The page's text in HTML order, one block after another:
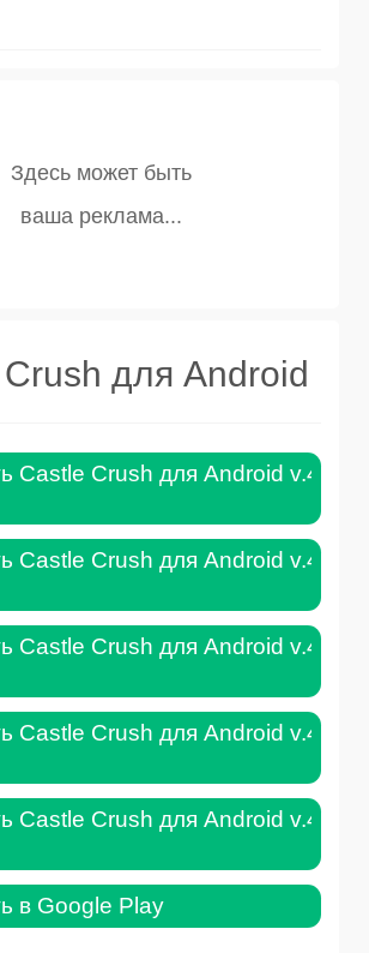
для Android
Castle Crush для Android
Castle Crush для Android
Castle Crush для Android
Castle Crush для Android
Castle Crush для Android
в Google Play